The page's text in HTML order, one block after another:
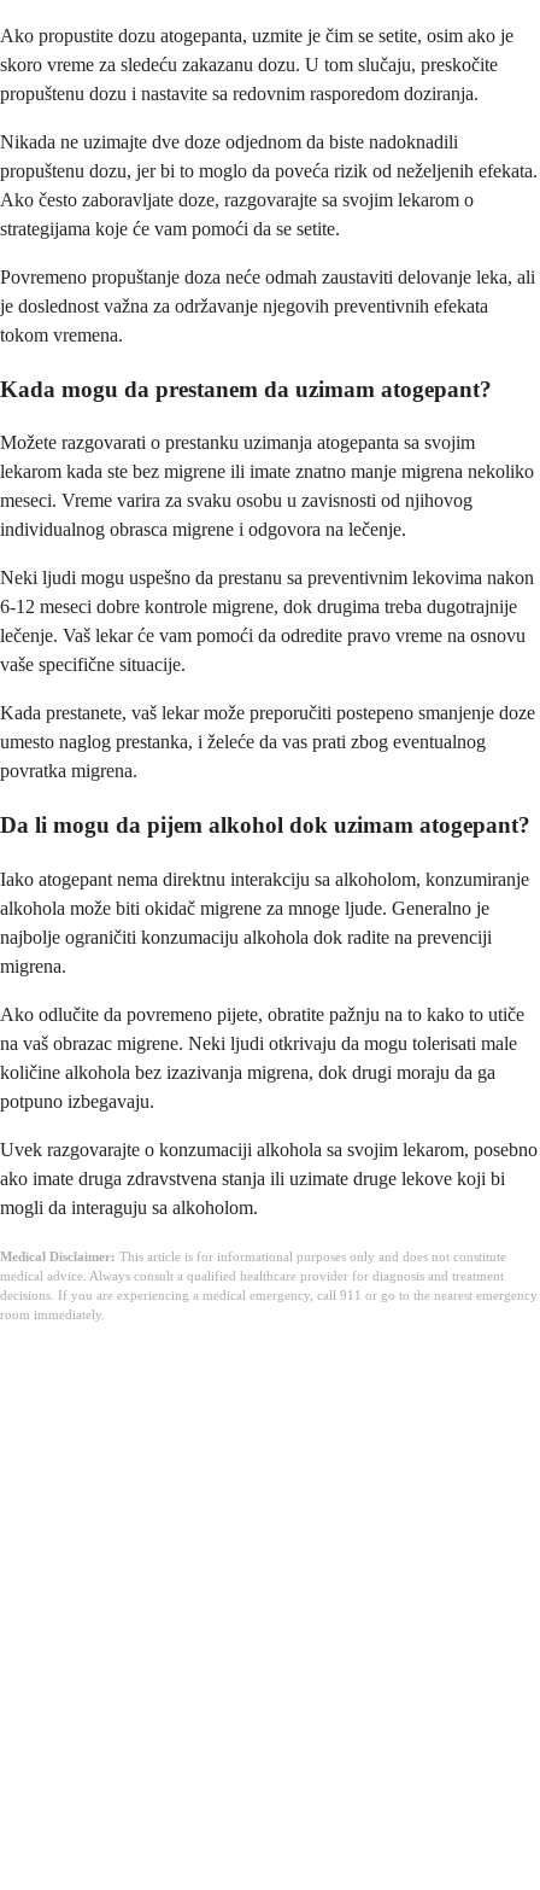
Ako propustite dozu atogepanta, uzmite je čim se setite, osim ako je
skoro vreme za sledeću zakazanu dozu. U tom slučaju, preskočite
propuštenu dozu i nastavite sa redovnim rasporedom doziranja.
Nikada ne uzimajte dve doze odjednom da biste nadoknadili
propuštenu dozu, jer bi to moglo da poveća rizik od neželjenih efekata.
Ako često zaboravljate doze, razgovarajte sa svojim lekarom o
strategijama koje će vam pomoći da se setite.
Povremeno propuštanje doza neće odmah zaustaviti delovanje leka, ali
je doslednost važna za održavanje njegovih preventivnih efekata
tokom vremena.
Kada mogu da prestanem da uzimam atogepant?
Možete razgovarati o prestanku uzimanja atogepanta sa svojim
lekarom kada ste bez migrene ili imate znatno manje migrena nekoliko
meseci. Vreme varira za svaku osobu u zavisnosti od njihovog
individualnog obrasca migrene i odgovora na lečenje.
Neki ljudi mogu uspešno da prestanu sa preventivnim lekovima nakon
6-12 meseci dobre kontrole migrene, dok drugima treba dugotrajnije
lečenje. Vaš lekar će vam pomoći da odredite pravo vreme na osnovu
vaše specifične situacije.
Kada prestanete, vaš lekar može preporučiti postepeno smanjenje doze
umesto naglog prestanka, i želeće da vas prati zbog eventualnog
povratka migrena.
Da li mogu da pijem alkohol dok uzimam atogepant?
Iako atogepant nema direktnu interakciju sa alkoholom, konzumiranje
alkohola može biti okidač migrene za mnoge ljude. Generalno je
najbolje ograničiti konzumaciju alkohola dok radite na prevenciji
migrena.
Ako odlučite da povremeno pijete, obratite pažnju na to kako to utiče
na vaš obrazac migrene. Neki ljudi otkrivaju da mogu tolerisati male
količine alkohola bez izazivanja migrena, dok drugi moraju da ga
potpuno izbegavaju.
Uvek razgovarajte o konzumaciji alkohola sa svojim lekarom, posebno
ako imate druga zdravstvena stanja ili uzimate druge lekove koji bi
mogli da interaguju sa alkoholom.
Medical Disclaimer: This article is for informational purposes only and does not constitute
medical advice. Always consult a qualified healthcare provider for diagnosis and treatment
decisions. If you are experiencing a medical emergency, call 911 or go to the nearest emergency
room immediately.